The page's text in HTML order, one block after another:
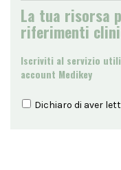
La tua risorsa
riferimenti
Iscriviti al servizio
account Medikey
Dichiaro di aver